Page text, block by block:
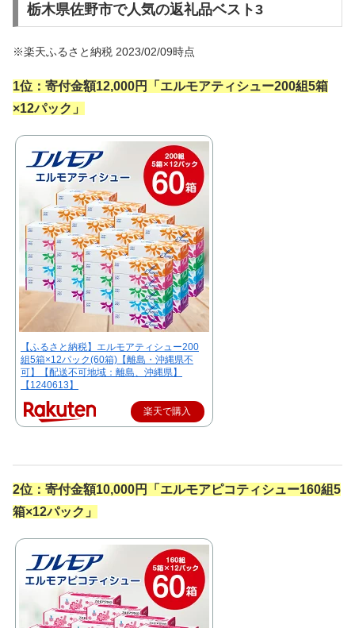
栃木県佐野市で人気の返礼品ベスト3
※楽天ふるさと納税 2023/02/09時点
1位： 寄付金額12,000円「 エルモアティシュー200組5箱
×12パック 」
【ふるさと納税】エルモアティシュー200
組5箱×12パック(60箱)【離島・沖縄県不
可】【配送不可地域：離島、沖縄県】
【1240613】
楽天で購入
2位： 寄付金額10,000円「 エルモアピコティシュー160組5
箱×12パック 」